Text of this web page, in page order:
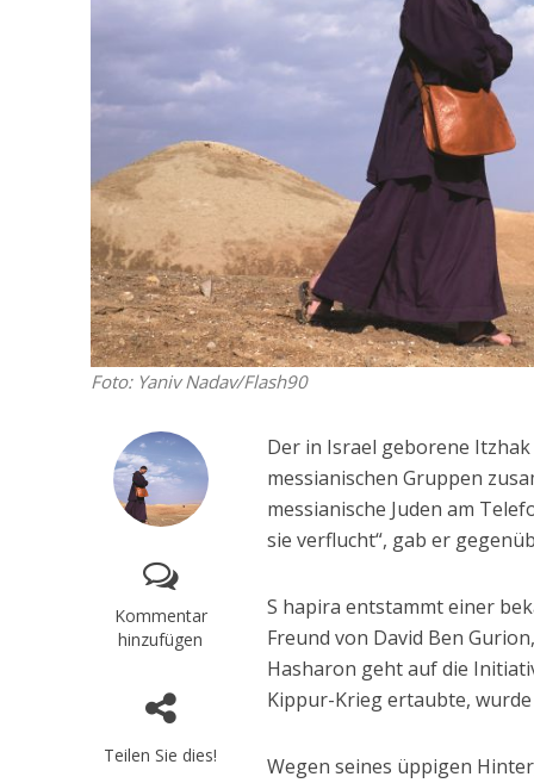
Foto: Yaniv Nadav/Flash90
Kommentar
hinzufügen
Teilen Sie dies!
Der in Israel geborene
messianischen Gruppen
messianische Juden am
sie verflucht“, gab er
S hapira entstammt einer
Freund von David Ben
Hasharon geht auf die
Kippur-Krieg ertaubte,
Wegen seines üppigen
Israelische
die